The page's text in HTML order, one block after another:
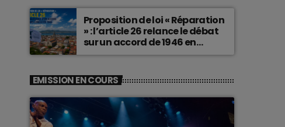
Proposition de loi « Réparation
» : l’article 26 relance le débat
sur un accord de 1946 en
Martinique
EMISSION EN COURS